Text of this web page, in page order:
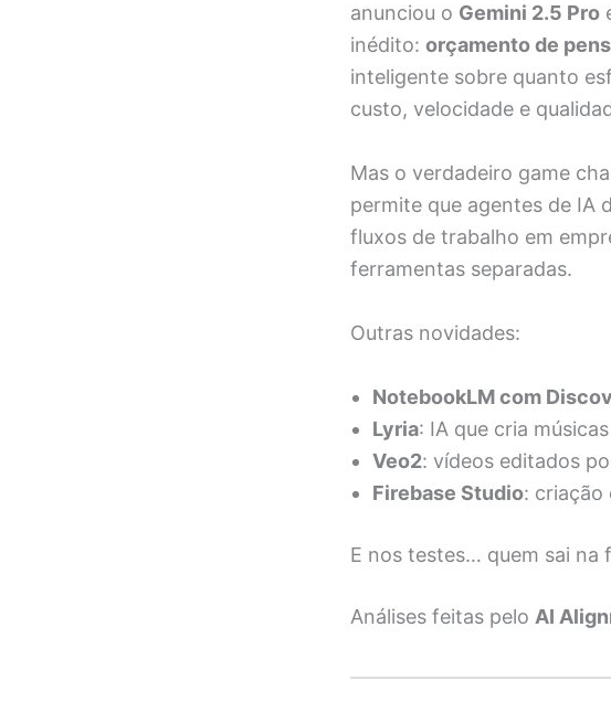
anunciou o Gemini 2.5 Pro
inédito: orçamento de
inteligente sobre quanto
custo, velocidade e
Mas o verdadeiro game
permite que agentes de IA
fluxos de trabalho em
ferramentas separadas.
Outras novidades:
NotebookLM com
Lyria: IA que cria
Veo2: vídeos editados
Firebase Studio: criação
E nos testes… quem sai na
Análises feitas pelo AI